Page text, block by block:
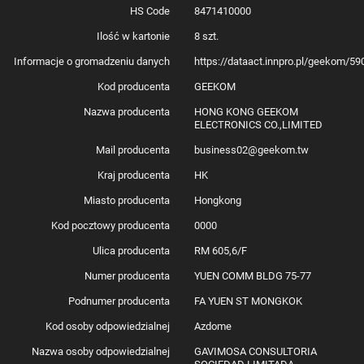
Łączność na najwyższym poziomie
Model A5 został wyposażony w moduł Wi-Fi 6E, który zapewnia szybką i
stabilną transmisję internetową nawet w zatłoczonych sieciach. Co
więcej, dzięki Bluetooth 5.2 możesz bezprzewodowo podłączyć do niego
słuchawki, klawiaturę, myszkę czy inne akcesoria – bez opóźnień i
zakłóceń. Natomiast port RJ45 2.5 GbE gwarantuje niezawodne
połączenie przewodowe, idealne do pracy w sieci lokalnej, przesyłania
dużych plików czy gier online.
Kompaktowa forma i elastyczność montażu
GEEKOM A5 łączy imponującą wydajność z kompaktowym rozmiarem –
nie zajmie zbyt wiele cennej przestrzeni i sprawdzi się nawet na małym
biurku. Możesz też zamontować go za monitorem, korzystając z
dołączonego do zestawu uchwytu VESA. Minimalistyczny, elegancki
design sprawia, że urządzenie idealnie wpasuje się w każde miejsce
Windows 11 Pro – wydajność i bezpieczeństwo
HS Code 8471410000
Ilość w kartonie 8 szt.
Informacje o gromadzeniu danych https://dataact.innpro.pl/geekom/
Kod producenta GEEKOM
Nazwa producenta
HONG KONG GEEKOM
ELECTRONICS CO.,LIMITED
Mail producenta business02@geekom.tw
Kraj producenta HK
Miasto producenta Hongkong
Kod pocztowy producenta 0000
Ulica producenta RM 605,6/F
Numer producenta YUEN COMM BLDG 75-77
Podnumer producenta FA YUEN ST MONGKOK
Kod osoby odpowiedzialnej Azdome
Nazwa osoby odpowiedzialnej
GAVIMOSA CONSULTORIA